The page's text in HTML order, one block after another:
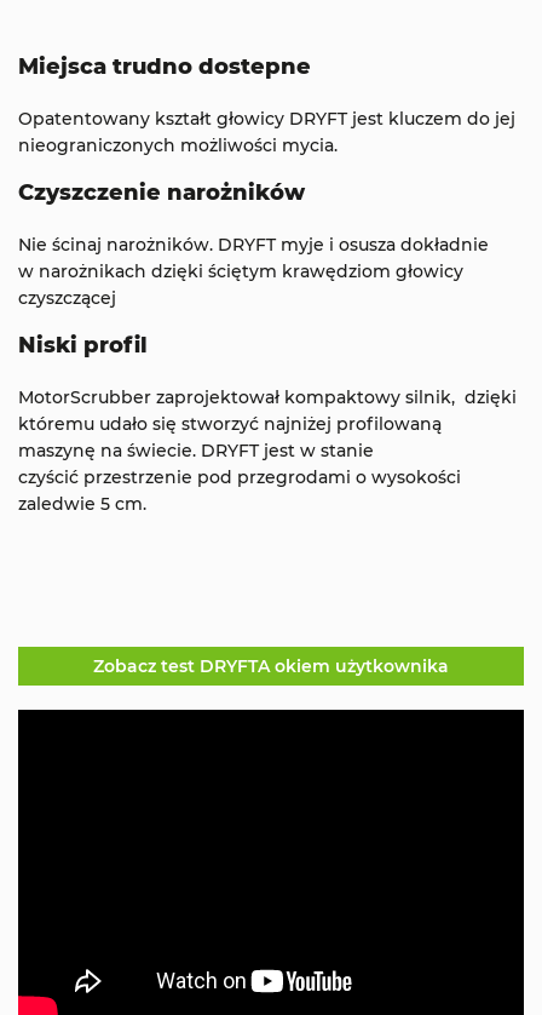
Miejsca trudno dostepne
Opatentowany kształt głowicy DRYFT jest kluczem do jej
nieograniczonych możliwości mycia.
Czyszczenie narożników
Nie ścinaj narożników. DRYFT myje i osusza dokładnie
w narożnikach dzięki ściętym krawędziom głowicy
czyszczącej
Niski profil
MotorScrubber zaprojektował kompaktowy silnik, dzięki
któremu udało się stworzyć najniżej profilowaną
maszynę na świecie. DRYFT jest w stanie
czyścić przestrzenie pod przegrodami o wysokości
zaledwie 5 cm.
Zobacz test DRYFTA okiem użytkownika